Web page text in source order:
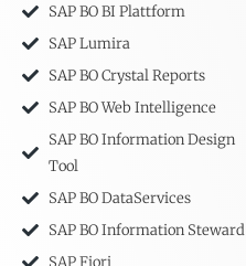
SAP BO BI Plattform
SAP Lumira
SAP BO Crystal Reports
SAP BO Web Intelligence
SAP BO Information Design
Tool
SAP BO DataServices
SAP BO Information Steward
SAP Fiori